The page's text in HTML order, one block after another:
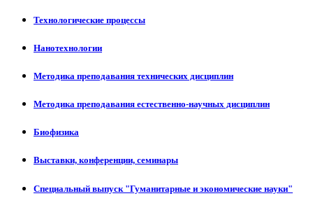
Технологические процессы
Нанотехнологии
Методика преподавания технических дисциплин
Методика преподавания естественно-научных дисциплин
Биофизика
Выставки, конференции, семинары
Специальный выпуск "Гуманитарные и экономические науки"